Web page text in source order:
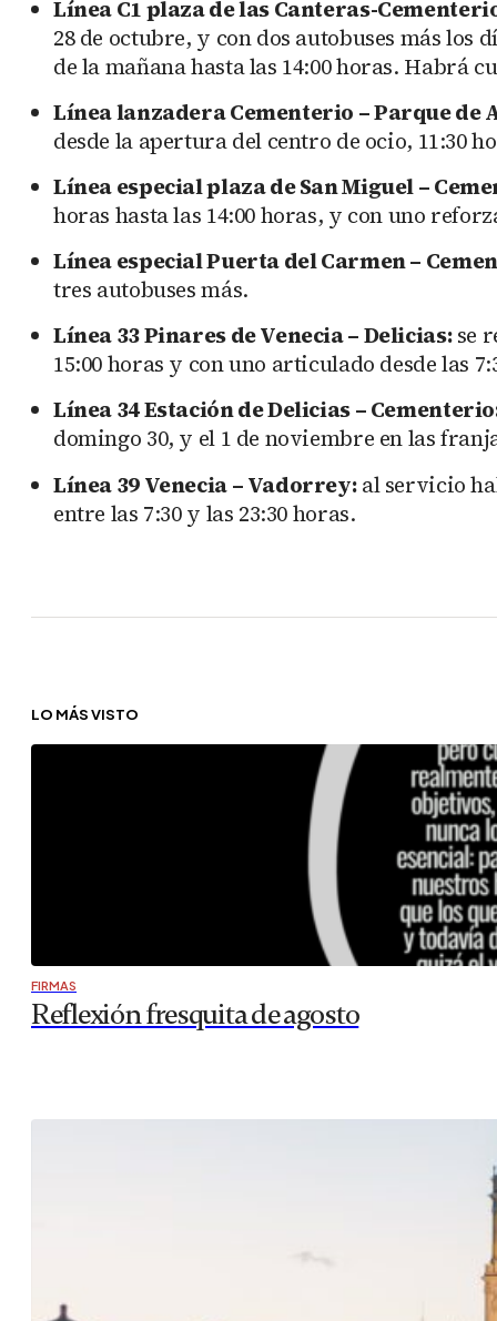
Línea C1 plaza de las Canteras-
28 de octubre, y con dos autobuses más los
de la mañana hasta las 14:00 horas. Habrá
Línea lanzadera Cementerio – Parque de
desde la apertura del centro de ocio, 11:30
Línea especial plaza de San Miguel –
horas hasta las 14:00 horas, y con uno
Línea especial Puerta del Carmen –
tres autobuses más.
Línea 33 Pinares de Venecia – Delicias:se
15:00 horas y con uno articulado desde las
Línea 34 Estación de Delicias –
domingo 30, y el 1 de noviembre en las
Línea 39 Venecia – Vadorrey:al servicio
entre las 7:30 y las 23:30 horas.
LO MÁS VISTO
FIRMAS
Reflexión fresquita de agosto